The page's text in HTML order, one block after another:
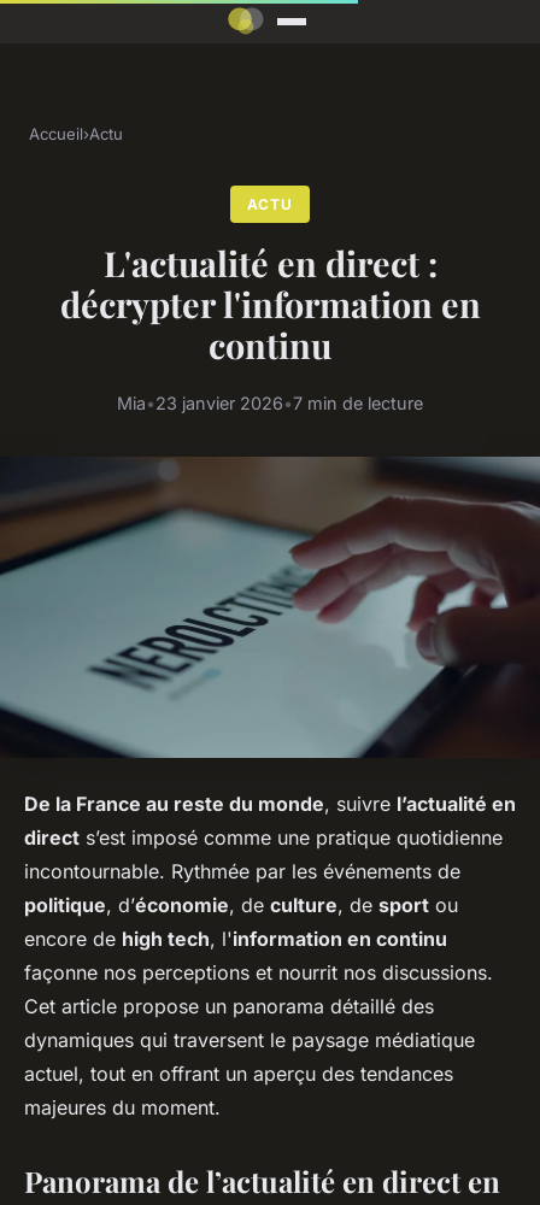
Accueil›Actu
ACTU
L'actualité en direct :
décrypter l'information en
continu
Mia•23 janvier 2026•7 min de lecture
De la France au reste du monde, suivre l’actualité en
direct s’est imposé comme une pratique quotidienne
incontournable. Rythmée par les événements de
politique, d’économie, de culture, de sport ou
encore de high tech, l'information en continu
façonne nos perceptions et nourrit nos discussions.
Cet article propose un panorama détaillé des
dynamiques qui traversent le paysage médiatique
actuel, tout en offrant un aperçu des tendances
majeures du moment.
Panorama de l’actualité en direct en